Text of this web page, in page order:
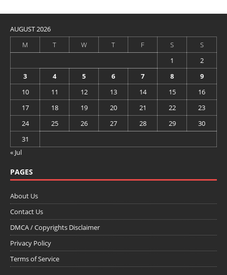
AUGUST 2026
M
T W T F S
S
1
2
3
4 5 6 7 8
9
10
11 12 13 14 15
16
17
18 19 20 21 22
23
24
25 26 27 28 29
30
31
« Jul
PAGES
About Us
Contact Us
DMCA / Copyrights Disclaimer
Privacy Policy
Terms of Service